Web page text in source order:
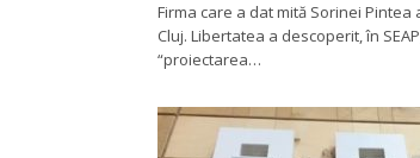
Firma care a dat mită Sorinei Pintea
Cluj. Libertatea a descoperit, în
“proiectarea…